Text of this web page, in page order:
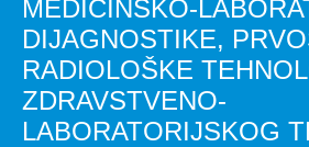
MEDICINSKO-
DIJAGNOSTIKE,
RADIOLOŠKE
ZDRAVSTVENO-
LABORATORIJSKOG